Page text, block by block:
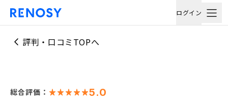
ログイン
評判・口コミTOPへ
総合評価： 5.0